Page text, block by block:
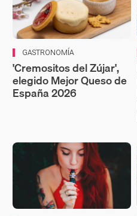
GASTRONOMÍA
'Cremositos del Zújar',
elegido Mejor Queso de
España 2026